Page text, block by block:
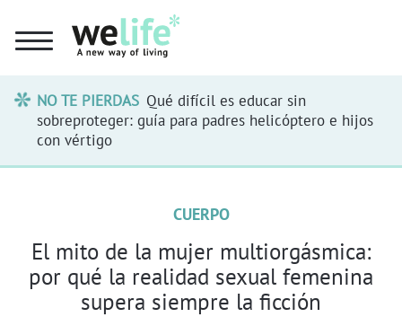
NO TE PIERDAS Qué difícil es educar sin
sobreproteger: guía para padres helicóptero e hijos
con vértigo
CUERPO
El mito de la mujer multiorgásmica:
por qué la realidad sexual femenina
supera siempre la ficción